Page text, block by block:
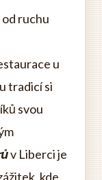
od ruchu
u
tradicí si
svou
v Liberci je
kde